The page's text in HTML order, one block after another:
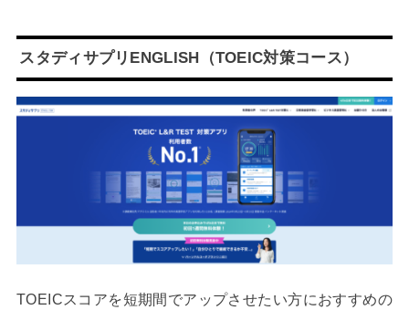
スタディサプリENGLISH（TOEIC対策コース）
TOEICスコアを短期間でアップさせたい方におすすめの